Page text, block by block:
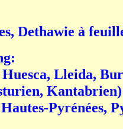
Dethawie à
Lleida,
Kantabrien)
Pyrénées,